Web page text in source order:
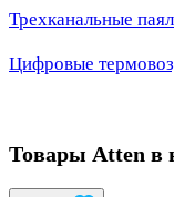
Трехканальные
Цифровые
Товары Atten в